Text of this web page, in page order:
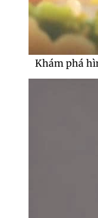
Khám phá